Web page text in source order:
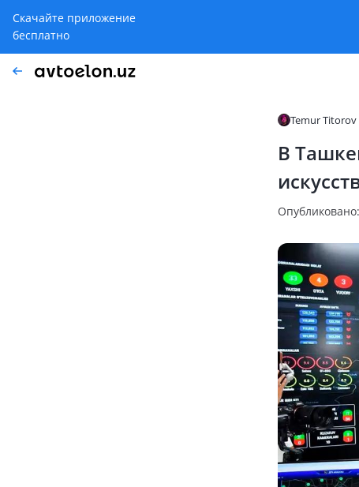
Скачайте приложение
бесплатно
Temur Titorov
В